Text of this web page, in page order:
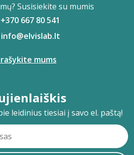
Susisiekite su mumis
+370 667 80 541
info@elvislab.lt
mums
leidinius tiesiai į savo el. paštą!